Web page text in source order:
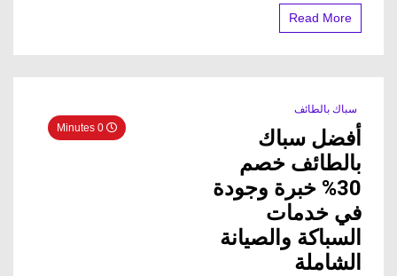
Read More
سباك بالطائف
أفضل سباك
بالطائف خصم
30% خبرة وجودة
في خدمات
السباكة والصيانة
الشاملة